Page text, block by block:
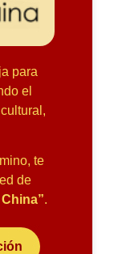
para
el
te
de
.